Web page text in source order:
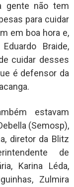
gente não tem
para cuidar
em boa hora e,
Braide,
cuidar desses
é defensor da
estavam
(Semosp),
diretor da Blitz
de
Karina Léda,
Zulmira